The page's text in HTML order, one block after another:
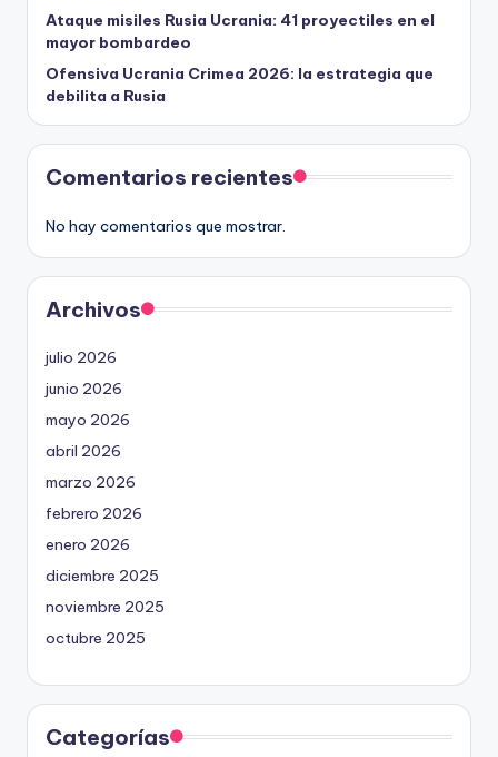
Ataque misiles Rusia Ucrania: 41 proyectiles en el
mayor bombardeo
Ofensiva Ucrania Crimea 2026: la estrategia que
debilita a Rusia
Comentarios recientes
No hay comentarios que mostrar.
Archivos
julio 2026
junio 2026
mayo 2026
abril 2026
marzo 2026
febrero 2026
enero 2026
diciembre 2025
noviembre 2025
octubre 2025
Categorías